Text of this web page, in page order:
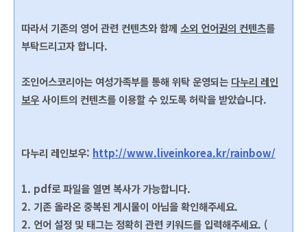
따라서 기존의 영어 관련 컨텐츠와 함께 소외 언어권의 컨텐츠를
부탁드리고자 합니다.
조인어스코리아는 여성가족부를 통해 위탁 운영되는 다누리 레인
보우사이트의 컨텐츠를 이용할 수 있도록 허락을 받았습니다.
다누리 레인보우: http://www.liveinkorea.kr/rainbow/
1. pdf로 파일을 열면 복사가 가능합니다.
2. 기존 올라온 중복된 게시물이 아님을 확인해주세요.
2. 언어 설정 및 태그는 정확히 관련 키워드를 입력해주세요. (